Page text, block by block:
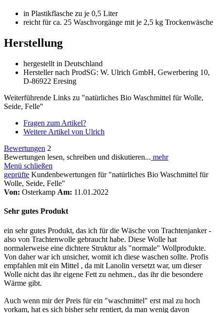
in Plastikflasche zu je 0,5 Liter
reicht für ca. 25 Waschvorgänge mit je 2,5 kg Trockenwäsche
Herstellung
hergestellt in Deutschland
Hersteller nach ProdSG: W. Ulrich GmbH, Gewerbering 10,
D-86922 Eresing
Weiterführende Links zu "natürliches Bio Waschmittel für Wolle,
Seide, Felle"
Fragen zum Artikel?
Weitere Artikel von Ulrich
Bewertungen 2
Bewertungen lesen, schreiben und diskutieren... mehr
Menü schließen
geprüfte Kundenbewertungen für "natürliches Bio Waschmittel für
Wolle, Seide, Felle"
Von: Osterkamp Am: 11.01.2022
Sehr gutes Produkt
ein sehr gutes Produkt, das ich für die Wäsche von Trachtenjanker -
also von Trachtenwolle gebraucht habe. Diese Wolle hat
normalerweise eine dichtere Struktur als "normale" Wollprodukte.
Von daher war ich unsicher, womit ich diese waschen sollte. Profis
empfahlen mit ein Mittel , da mit Lanolin versetzt war, um dieser
Wolle nicht das ihr eigene Fett zu nehmen., das ihr die besondere
Wärme gibt.
Auch wenn mir der Preis für ein "waschmittel" erst mal zu hoch
vorkam, hat es sich bisher sehr rentiert, da man wenig davon